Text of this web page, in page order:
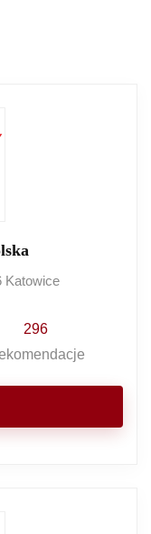
Katowice
296